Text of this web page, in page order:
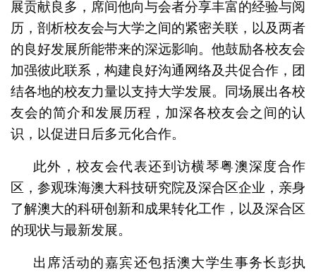
展贡献良多，席间他向与会者分享丰富的经验与阅
历，剖析校友会与大学之间的紧密关联，以及两者
的良好发展所能带来的深远影响。他鼓励各校友会
加强彼此联系，构建良好沟通网络及共促合作，团
结各地的校友力量以支持大学发展。同场展出各校
友会的简介和发展历程，加深各校友会之间的认
识，以促进日后多元化合作。
此外，校友会代表还到访横琴粤澳深度合作
区，参观珠海澳大科技研究院及深合区企业，亲身
了解澳大的科研创新和成果转化工作，以及深合区
的现状与最新发展。
出席活动的嘉宾还包括澳大学生事务长彭执